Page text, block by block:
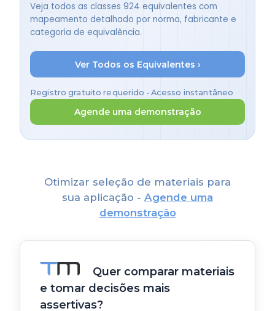
Veja todos as classes 924 equivalentes com
mapeamento detalhado por norma, fabricante e
categoria de equivalência.
Ver Todos os Equivalentes ›
Registro gratuito requerido • Acesso instantâneo
Agende uma demonstração
Otimizar seleção de materiais para
sua aplicação - Agende uma
demonstração
Quer comparar materiais
e tomar decisões mais
assertivas?